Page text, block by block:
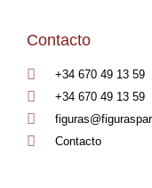
Contacto
+34 670 49 13 59
+34 670 49 13 59
Contacto